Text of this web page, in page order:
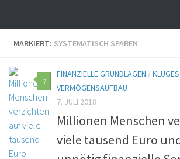
MARKIERT: SYSTEMATISCH SPAREN
7
FINANZIELLE GRUNDLAGEN /
VERMÖGENSAUFBAU
7. JULI 2018
Millionen Menschen
viele tausend Euro